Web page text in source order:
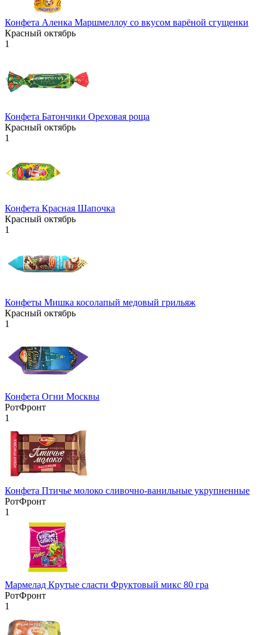
Конфета Аленка Маршмеллоу со вкусом варёной сгущенки
Красный октябрь
1
Конфета Батончики Ореховая роща
Красный октябрь
1
Конфета Красная Шапочка
Красный октябрь
1
Конфеты Мишка косолапый медовый грильяж
Красный октябрь
1
Конфета Огни Москвы
РотФронт
1
Конфета Птичье молоко сливочно-ванильные укрупненные
РотФронт
1
Мармелад Крутые сласти Фруктовый микс 80 гра
РотФронт
1